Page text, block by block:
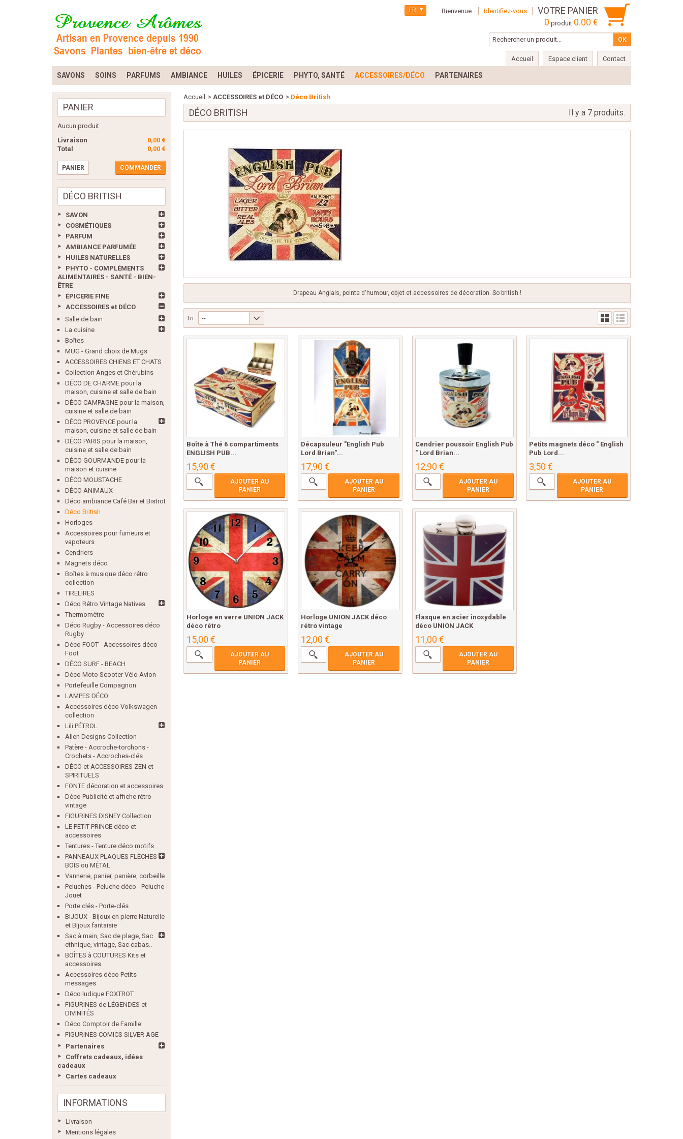
Bienvenue Identifiez-vous
VOTRE PANIER
0 produit 0.00 €
FR
Accueil Espace client Contact
SAVONS SOINS PARFUMS AMBIANCE HUILES ÉPICERIE PHYTO, SANTÉ ACCESSOIRES/DÉCO PARTENAIRES
PANIER
Aucun produit
0,00 €
Livraison
0,00 €
Total
PANIER COMMANDER
DÉCO BRITISH
SAVON
COSMÉTIQUES
PARFUM
AMBIANCE PARFUMÉE
HUILES NATURELLES
PHYTO - COMPLÉMENTS
ALIMENTAIRES - SANTÉ - BIEN-
ÊTRE
ÉPICERIE FINE
ACCESSOIRES et DÉCO
Salle de bain
La cuisine
Boîtes
MUG - Grand choix de Mugs
ACCESSOIRES CHIENS ET CHATS
Collection Anges et Chérubins
DÉCO DE CHARME pour la
maison, cuisine et salle de bain
DÉCO CAMPAGNE pour la maison,
cuisine et salle de bain
DÉCO PROVENCE pour la
maison, cuisine et salle de bain
DÉCO PARIS pour la maison,
cuisine et salle de bain
DÉCO GOURMANDE pour la
maison et cuisine
DÉCO MOUSTACHE
DÉCO ANIMAUX
Déco ambiance Café Bar et Bistrot
Déco British
Horloges
Accessoires pour fumeurs et
vapoteurs
Cendriers
Magnets déco
Boîtes à musique déco rétro
collection
TIRELIRES
Déco Rétro Vintage Natives
Thermomètre
Déco Rugby - Accessoires déco
Rugby
Déco FOOT - Accessoires déco
Foot
DÉCO SURF - BEACH
Déco Moto Scooter Vélo Avion
Portefeuille Compagnon
LAMPES DÉCO
Accessoires déco Volkswagen
collection
Lili PÉTROL
Allen Designs Collection
Patère - Accroche-torchons -
Crochets - Accroches-clés
DÉCO et ACCESSOIRES ZEN et
SPIRITUELS
FONTE décoration et accessoires
Déco Publicité et affiche rétro
vintage
FIGURINES DISNEY Collection
LE PETIT PRINCE déco et
accessoires
Tentures - Tenture déco motifs
PANNEAUX PLAQUES FLÈCHES
BOIS ou MÉTAL
Vannerie, panier, panière, corbeille
Peluches - Peluche déco - Peluche
Jouet
Porte clés - Porte-clés
BIJOUX - Bijoux en pierre Naturelle
et Bijoux fantaisie
Sac à main, Sac de plage, Sac
ethnique, vintage, Sac cabas..
BOÎTES à COUTURES Kits et
accessoires
Accessoires déco Petits
messages
Déco ludique FOXTROT
FIGURINES de LÉGENDES et
DIVINITÉS
Déco Comptoir de Famille
FIGURINES COMICS SILVER AGE
Partenaires
Coffrets cadeaux, idées
cadeaux
Cartes cadeaux
INFORMATIONS
Livraison
Mentions légales
Accueil > ACCESSOIRES et DÉCO > Déco British
DÉCO BRITISH Il y a 7 produits.
Drapeau Anglais, pointe d'humour, objet et accessoires de décoration. So british !
Tri : --
Boîte à Thé 6 compartiments
ENGLISH PUB...
15,90 €
AJOUTER AU
PANIER
Décapsuleur "English Pub
Lord Brian"...
17,90 €
AJOUTER AU
PANIER
Cendrier poussoir English Pub
" Lord Brian...
12,90 €
AJOUTER AU
PANIER
Petits magnets déco " English
Pub Lord...
3,50 €
AJOUTER AU
PANIER
Horloge en verre UNION JACK
déco rétro
15,00 €
AJOUTER AU
PANIER
Horloge UNION JACK déco
rétro vintage
12,00 €
AJOUTER AU
PANIER
Flasque en acier inoxydable
déco UNION JACK
11,00 €
AJOUTER AU
PANIER